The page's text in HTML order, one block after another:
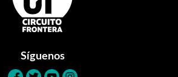
Síguenos